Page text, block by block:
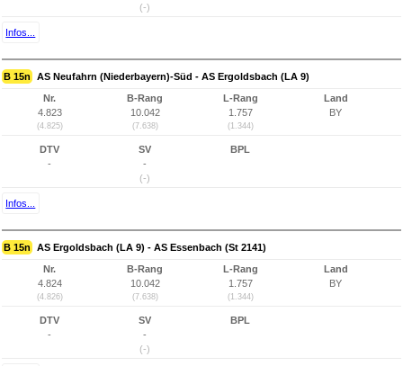
(-)
Infos...
B 15n AS Neufahrn (Niederbayern)-Süd - AS Ergoldsbach (LA 9)
Nr.
4.823
(4.825)
B-Rang
10.042
(7.638)
L-Rang
1.757
(1.344)
Land
BY
DTV
-
SV
-
(-)
BPL
Infos...
B 15n AS Ergoldsbach (LA 9) - AS Essenbach (St 2141)
Nr.
4.824
(4.826)
B-Rang
10.042
(7.638)
L-Rang
1.757
(1.344)
Land
BY
DTV
-
SV
-
(-)
BPL